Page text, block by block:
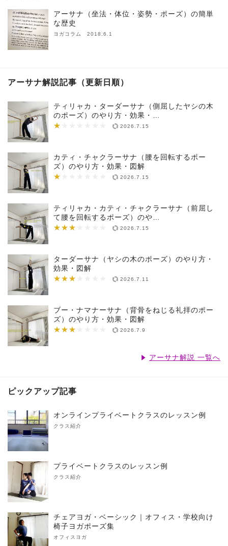
アーサナ（坐法・体位・姿勢・ポーズ）の簡単
な歴史
ヨガコラム 2018.6.1
アーサナ解説記事（更新日順）
ティリャカ・ターダーサナ（側屈したヤシの木
のポーズ）のやり方・効果・…
★
★★★★★★★ 2026.7.15
カティ・チャクラーサナ（腰を回転するポー
ズ）のやり方・効果・図解
★
★★★★★★★ 2026.7.15
ティリャカ・カティ・チャクラーサナ（前屈し
て腰を回転するポーズ）のや…
★★★
★★★★★★★ 2026.7.15
ターダーサナ（ヤシの木のポーズ）のやり方・
効果・図解
★★★
★★★★★★★ 2026.7.11
ブー・ナマナーサナ（背骨をねじる礼拝のポー
ズ）のやり方・効果・図解
★★★
★★★★★★★ 2026.7.9
アーサナ解説 一覧へ
ピックアップ記事
オンラインプライベートクラスのレッスン例
クラス紹介
プライベートクラスのレッスン例
クラス紹介
チェアヨガ・ベーシック｜オフィス・学校向け
椅子ヨガポーズ集
オフィスヨガ